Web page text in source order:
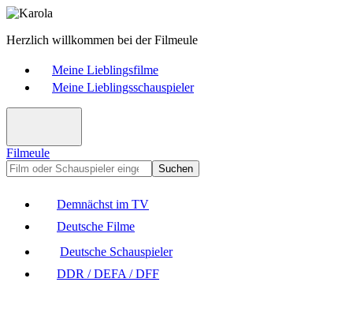
Herzlich willkommen bei der Filmeule
Meine Lieblingsfilme
Meine Lieblingsschauspieler
Filmeule
Suchen
Demnächst im TV
Deutsche Filme
Deutsche Schauspieler
DDR / DEFA / DFF